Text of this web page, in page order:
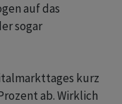
auf das
sogar
kurz
ab. Wirklich